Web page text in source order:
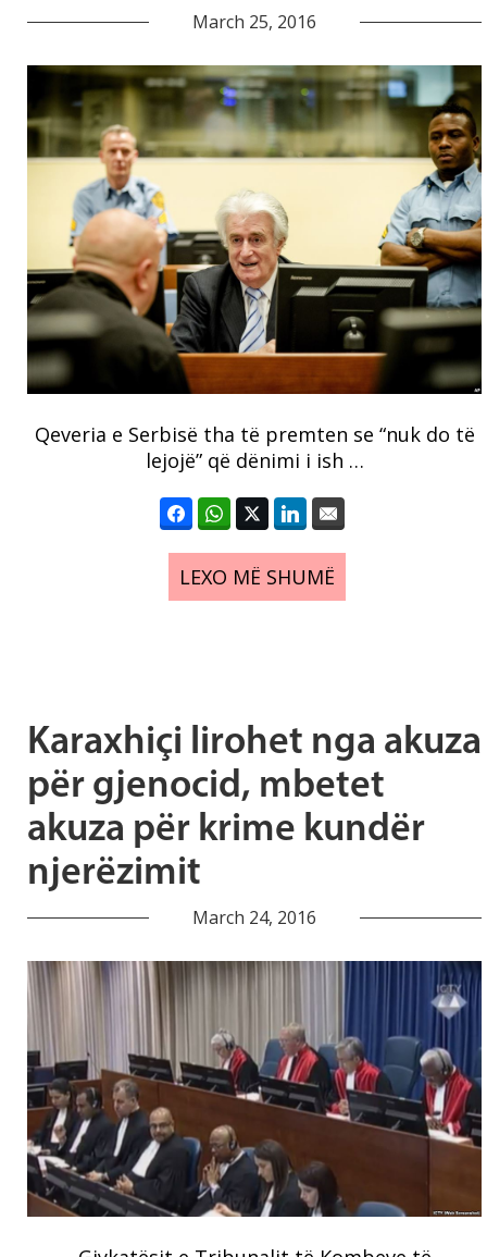
March 25, 2016
Qeveria e Serbisë tha të premten se “nuk do të
lejojë” që dënimi i ish …
LEXO MË SHUMË
Karaxhiçi lirohet nga akuza
për gjenocid, mbetet
akuza për krime kundër
njerëzimit
March 24, 2016